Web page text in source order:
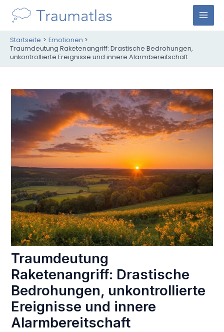
Inhalt
springen
M
M
E
N
U
Startseite
Emotionen
Traumdeutung Raketenangriff: Drastische Bedrohungen,
unkontrollierte Ereignisse und innere Alarmbereitschaft
Traumdeutung
Raketenangriff: Drastische
Bedrohungen, unkontrollierte
Ereignisse und innere
Alarmbereitschaft